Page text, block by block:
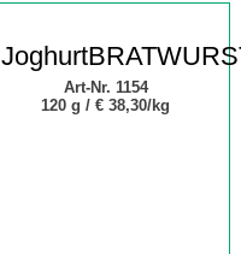
Art-Nr. 1154
120 g /€ 38,30/kg